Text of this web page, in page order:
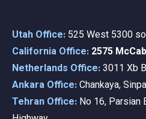
Utah Office: 525 West 5300
California Office: 2575
Netherlands Office:3011 Xb
Ankara Office:Chankaya,
Tehran Office: No 16, Parsian